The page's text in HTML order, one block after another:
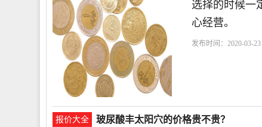
选择的时候一
心经营。
发布时间：2020-03-
报价大全 玻尿酸丰太阳穴的价格贵不贵？